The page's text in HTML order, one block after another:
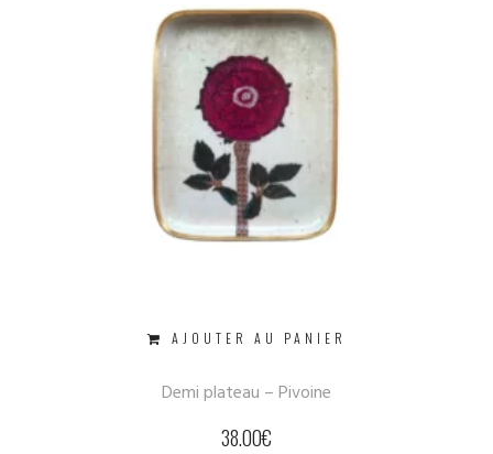
AJOUTER AU PANIER
Demi plateau – Pivoine
38.00€